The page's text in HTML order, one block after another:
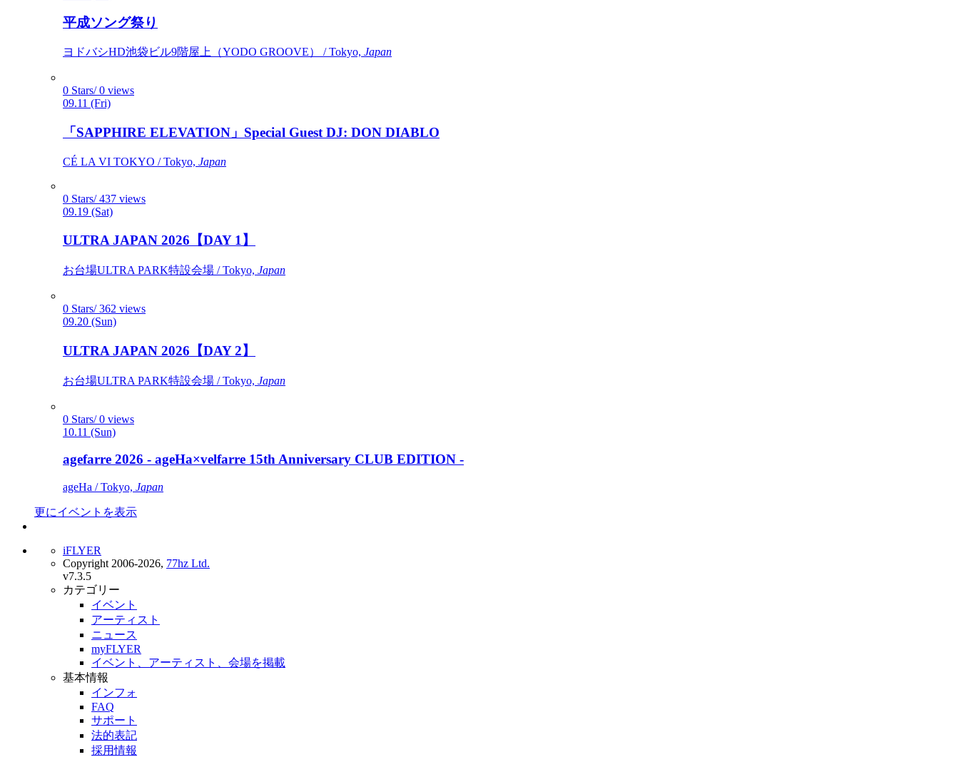
平成ソング祭り
ヨドバシHD池袋ビル9階屋上（YODO GROOVE） / Tokyo, Japan
0 Stars/ 0 views
09.11 (Fri)
「SAPPHIRE ELEVATION」Special Guest DJ: DON DIABLO
CÉ LA VI TOKYO / Tokyo, Japan
0 Stars/ 437 views
09.19 (Sat)
ULTRA JAPAN 2026【DAY 1】
お台場ULTRA PARK特設会場 / Tokyo, Japan
0 Stars/ 362 views
09.20 (Sun)
ULTRA JAPAN 2026【DAY 2】
お台場ULTRA PARK特設会場 / Tokyo, Japan
0 Stars/ 0 views
10.11 (Sun)
agefarre 2026 - ageHa×velfarre 15th Anniversary CLUB EDITION -
ageHa / Tokyo, Japan
更にイベントを表示
iFLYER
Copyright 2006-2026, 77hz Ltd.
v7.3.5
カテゴリー
イベント
アーティスト
ニュース
myFLYER
イベント、アーティスト、会場を掲載
基本情報
インフォ
FAQ
サポート
法的表記
採用情報